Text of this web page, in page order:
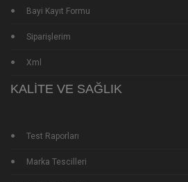
Bayi Kayıt Formu
Siparişlerim
Xml
KALITE VE SAĞLIK
Test Raporları
Marka Tescilleri